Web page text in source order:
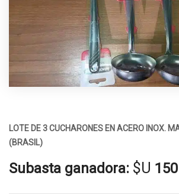
LOTE DE 3 CUCHARONES EN ACERO INOX.
(BRASIL)
Subasta ganadora: $U 150